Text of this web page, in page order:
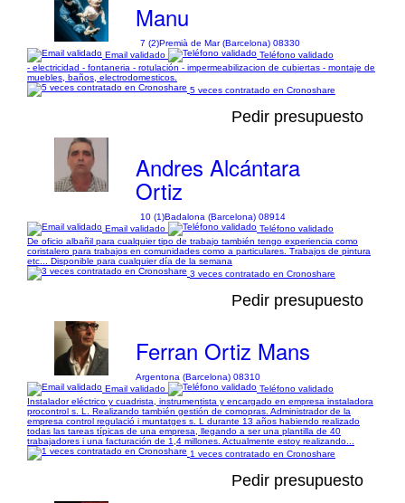
Manu
7 (2)Premià de Mar (Barcelona) 08330
Email validado
Teléfono validado
- electricidad - fontaneria - rotulación - impermeabilizacion de cubiertas - montaje de
muebles, baños, electrodomesticos.
5 veces contratado en Cronoshare
Pedir presupuesto
Andres Alcántara
Ortiz
10 (1)Badalona (Barcelona) 08914
Email validado
Teléfono validado
De oficio albañil para cualquier tipo de trabajo también tengo experiencia como
coristalero para trabajos en comunidades como a particulares. Trabajos de pintura
etc... Disponible para cualquier día de la semana
3 veces contratado en Cronoshare
Pedir presupuesto
Ferran Ortiz Mans
Argentona (Barcelona) 08310
Email validado
Teléfono validado
Instalador eléctrico y cuadrista, instrumentista y encargado en empresa instaladora
procontrol s. L. Realizando también gestión de comopras. Administrador de la
empresa control regulació i muntatges s. L durante 13 años habiendo realizado
todas las tareas típicas de una empresa, llegando a ser una plantilla de 40
trabajadores i una facturación de 1,4 millones. Actualmente estoy realizando...
1 veces contratado en Cronoshare
Pedir presupuesto